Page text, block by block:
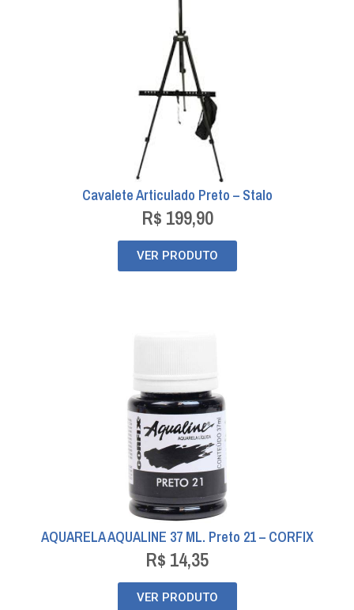
Cavalete Articulado Preto – Stalo
R$ 199,90
VER PRODUTO
AQUARELA AQUALINE 37 ML. Preto 21 – CORFIX
R$ 14,35
VER PRODUTO